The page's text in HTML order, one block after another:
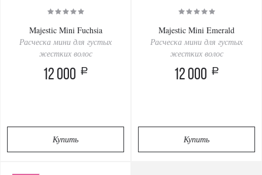
Majestic Mini Fuchsia
Расческа мини для густых
жестких волос
12 000 a
Купить
Majestic Mini Emerald
Расческа мини для густых
жестких волос
12 000 a
Купить